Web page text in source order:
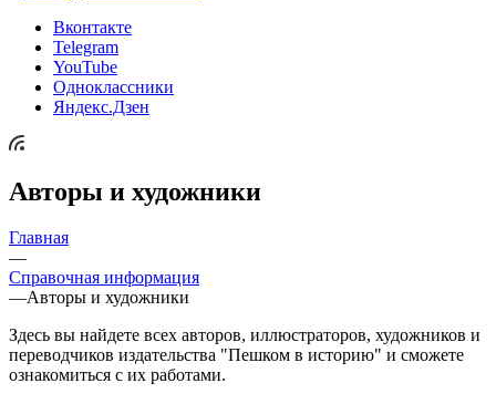
Вконтакте
Telegram
YouTube
Одноклассники
Яндекс.Дзен
Авторы и художники
Главная
—
Справочная информация
—Авторы и художники
Здесь вы найдете всех авторов, иллюстраторов, художников и
переводчиков издательства "Пешком в историю" и сможете
ознакомиться с их работами.